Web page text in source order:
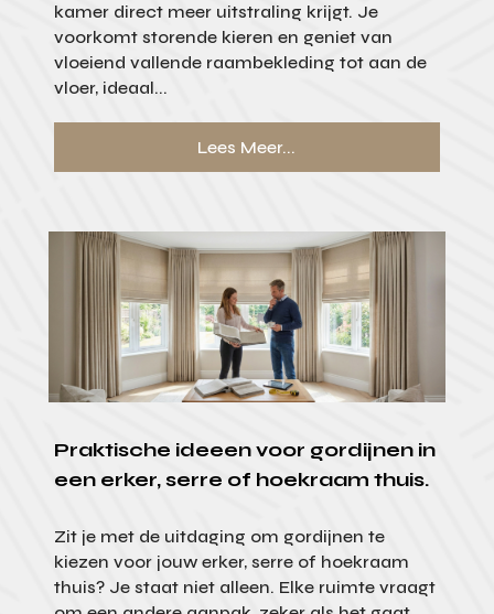
kamer direct meer uitstraling krijgt. Je
voorkomt storende kieren en geniet van
vloeiend vallende raambekleding tot aan de
vloer, ideaal...
Lees Meer...
Praktische ideeen voor gordijnen in
een erker, serre of hoekraam thuis.
Zit je met de uitdaging om gordijnen te
kiezen voor jouw erker, serre of hoekraam
thuis? Je staat niet alleen. Elke ruimte vraagt